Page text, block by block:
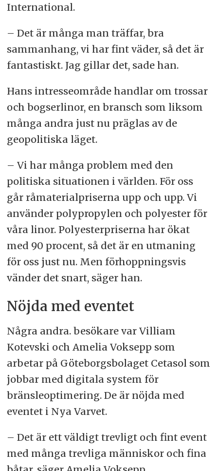
International.
– Det är många man träffar, bra
sammanhang, vi har fint väder, så det är
fantastiskt. Jag gillar det, sade han.
Hans intresseområde handlar om trossar
och bogserlinor, en bransch som liksom
många andra just nu präglas av de
geopolitiska läget.
– Vi har många problem med den
politiska situationen i världen. För oss
går råmaterialpriserna upp och upp. Vi
använder polypropylen och polyester för
våra linor. Polyesterpriserna har ökat
med 90 procent, så det är en utmaning
för oss just nu. Men förhoppningsvis
vänder det snart, säger han.
Nöjda med eventet
Några andra. besökare var Villiam
Kotevski och Amelia Voksepp som
arbetar på Göteborgsbolaget Cetasol som
jobbar med digitala system för
bränsleoptimering. De är nöjda med
eventet i Nya Varvet.
– Det är ett väldigt trevligt och fint event
med många trevliga människor och fina